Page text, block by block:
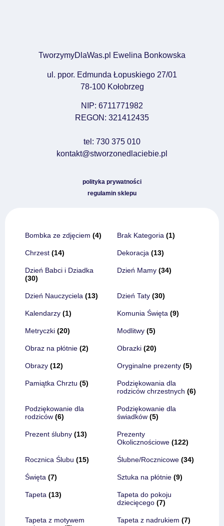
TworzymyDlaWas.pl Ewelina Bonkowska
ul. ppor. Edmunda Łopuskiego 27/01
78-100 Kołobrzeg
NIP: 6711771982
REGON: 321412435
tel: 730 375 010
kontakt@stworzonedlaciebie.pl
polityka prywatności
regulamin sklepu
Bombka ze zdjęciem (4) Brak Kategoria (1)
Chrzest (14) Dekoracja (13)
Dzień Babci i Dziadka
(30)
Dzień Mamy (34)
Dzień Nauczyciela (13) Dzień Taty (30)
Kalendarzy (1) Komunia Święta (9)
Metryczki (20) Modlitwy (5)
Obraz na płótnie (2) Obrazki (20)
Obrazy (12) Oryginalne prezenty (5)
Pamiątka Chrztu (5)
Podziękowania dla
rodziców chrzestnych (6)
Podziękowanie dla
rodziców (6)
Podziękowanie dla
świadków (5)
Prezent ślubny (13)
Prezenty
Okolicznościowe (122)
Rocznica Ślubu (15) Ślubne/Rocznicowe (34)
Święta (7) Sztuka na płótnie (9)
Tapeta (13)
Tapeta do pokoju
dziecięcego (7)
Tapeta z motywem
Tapeta z nadrukiem (7)